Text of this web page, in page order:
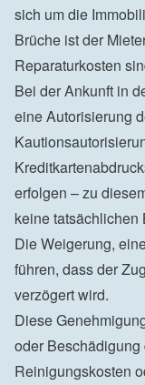
sich um die
Brüche ist der
Reparaturkosten
Bei der Ankunft in
eine Autorisierung
erfolgen – zu
keine tatsächlichen
Die Weigerung,
führen, dass der
verzögert wird.
Diese
oder
Reinigungskosten